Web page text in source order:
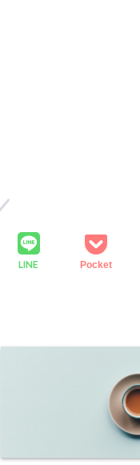
LINE Pocket